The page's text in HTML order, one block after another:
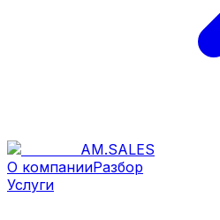
AM.SALES
О компанииРазбор
Услуги